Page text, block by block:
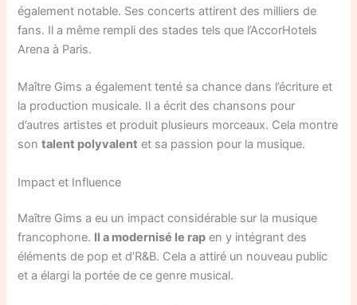
également notable. Ses concerts attirent des milliers de
fans. Il a même rempli des stades tels que l’AccorHotels
Arena à Paris.
Maître Gims a également tenté sa chance dans l’écriture et
la production musicale. Il a écrit des chansons pour
d’autres artistes et produit plusieurs morceaux. Cela montre
sontalent polyvalent et sa passion pour la musique.
Impact et Influence
Maître Gims a eu un impact considérable sur la musique
francophone. Il a modernisé le rap en y intégrant des
éléments de pop et d’R&B. Cela a attiré un nouveau public
et a élargi la portée de ce genre musical.